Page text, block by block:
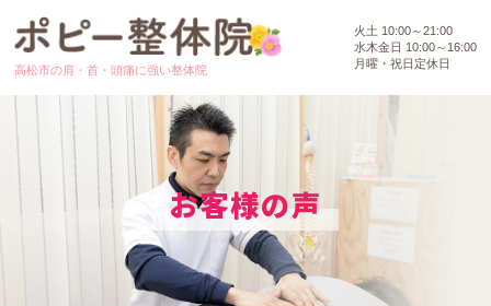
高松市の肩・首・頭痛に強い整体院
火土 10:00～21:00
水木金日 10:00～16:00
月曜・祝日定休日
お客様の声